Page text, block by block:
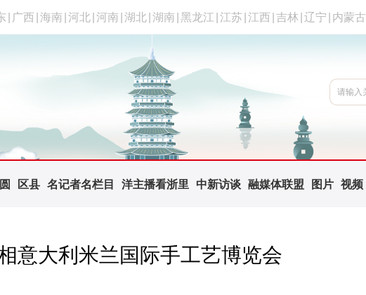
广西 海南 河北 河南 湖北 湖南 黑龙江 江苏 江西 吉林 辽宁 内蒙古
区县 名记者名栏目 洋主播看浙里 中新访谈 融媒体联盟 图片 视频
意大利米兰国际手工艺博览会